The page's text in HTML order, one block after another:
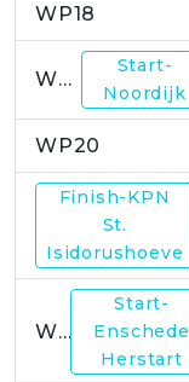
WP18
WP19
Start-
Noordijk
WP20
Finish-KPN
St.
Isidorushoeve
WP23
Start-
Enschede
Herstart